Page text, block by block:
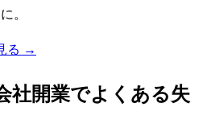
。
る →
社開業でよくある失